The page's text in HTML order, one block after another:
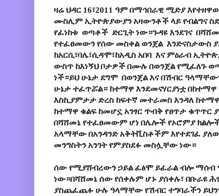
ዛሬ ህዳር 16፣2011 ዓም በማኅበራዊ ሚድያ
ሙስሊም ኢትዮጵያውያን አዛውንቶች ላይ የብልግና
የፈነከቱ ወጣቶች ድርጊት ነው።ጉዳዩ እንደገና
የተፈፀመውን የሰው መስቀል ወንጀል እንድናስታውስ
ከአርሲ፣ባሌ፣ሲዳሞ፣ከአዲስ አበባ እና ምዕራብ
ውስጥ ከእነኝህ ቦታዎች በሙሉ በወንጀል የሚፈለጉ
ነች።ይህ ሁኔታ ደግሞ በወንጀል እና በሽብር
ሁኔታ ተፈጥሯል። ከተማዋ እንደመናሃርያነቷ
እስኪያምታታ ድረስ ከፍተኛ መተራመስ እንዳለ
ከተማዋ ቁልፍ ከመሆኗ አንፃር ጥብቅ የፀጥታ ቁጥጥር
በሻሸመኔ የተፈፀመውም ሆነ በሌሎች የኦሮምያ
አላማቸው በአንዳንድ አቅትቪስቶችም እየተደገፈ
መንግስትን አንገት የምያስደፉ መስሏቸው ነው።
ሰው የሚያሸብረውን ኃይል ፈፅሞ ይፈራል ብሎ ማሰብ
ነው።በሻሸመኔ ሰው የሰቀሉም ሆኑ ያሰቀሉ፣ በቡራዩ
ያስጨፈጨፉ ሁሉ ዓላማቸው የሽብር ተግባራችን